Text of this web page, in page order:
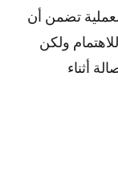
تضمن أن
ولكن
أثناء